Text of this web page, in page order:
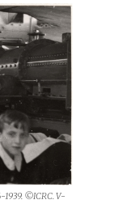
1939. ©ICRC. V-